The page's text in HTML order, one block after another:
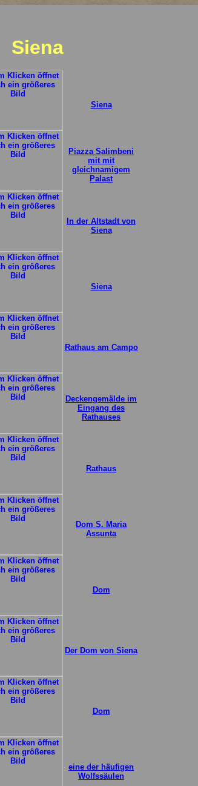
Siena
Siena
Piazza Salimbeni
mit mit
gleichnamigem
Palast
In der Altstadt von
Siena
Siena
Rathaus am Campo
Deckengemälde im
Eingang des
Rathauses
Rathaus
Dom S. Maria
Assunta
Dom
Der Dom von Siena
Dom
eine der häufigen
Wolfssäulen